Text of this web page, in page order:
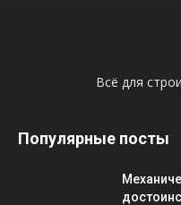
Всё для
Популярные посты